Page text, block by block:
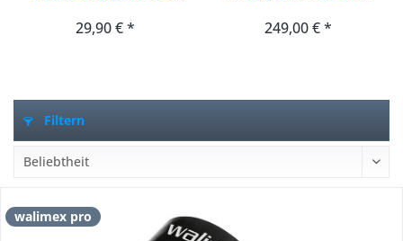
29,90 € * 249,00 € *
Filtern
walimex pro